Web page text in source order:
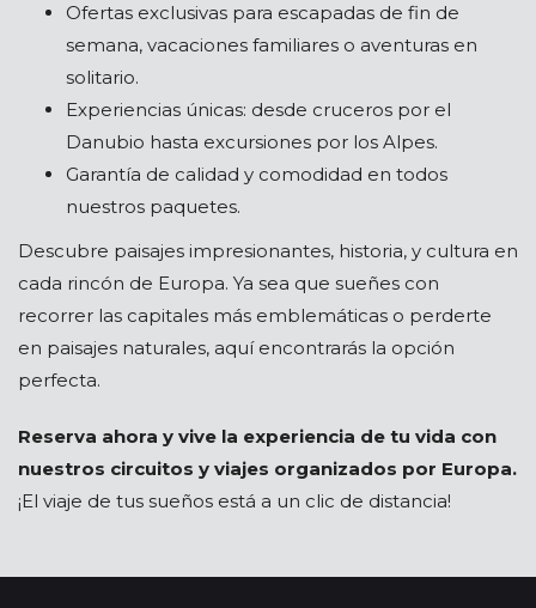
Ofertas exclusivas para escapadas de fin de
semana, vacaciones familiares o aventuras en
solitario.
Experiencias únicas: desde cruceros por el
Danubio hasta excursiones por los Alpes.
Garantía de calidad y comodidad en todos
nuestros paquetes.
Descubre paisajes impresionantes, historia, y cultura en
cada rincón de Europa. Ya sea que sueñes con
recorrer las capitales más emblemáticas o perderte
en paisajes naturales, aquí encontrarás la opción
perfecta.
Reserva ahora y vive la experiencia de tu vida con
nuestros circuitos y viajes organizados por Europa.
¡El viaje de tus sueños está a un clic de distancia!